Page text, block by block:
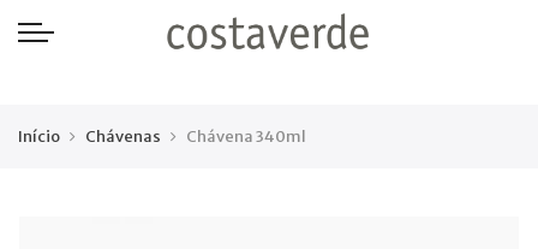
Início Chávenas Chávena 340ml